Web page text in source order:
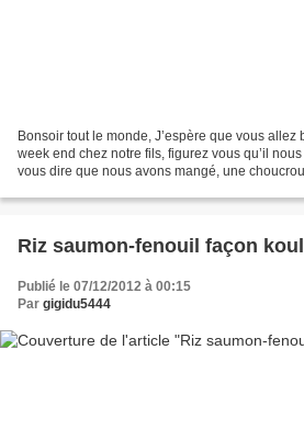
Bonsoir tout le monde, J’espère que vous allez
week end chez notre fils, figurez vous qu’il
vous dire que nous avons mangé, une
Riz saumon-fenouil façon
Publié le 07/12/2012 à 00:15
Par gigidu5444